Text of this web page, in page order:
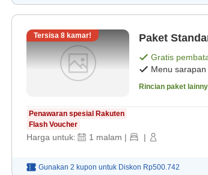
Tersisa 8 kamar! Paket
Gratis
Menu
Rincian paket
Penawaran spesial Rakuten
Flash Voucher
Harga untuk: 1 malam | |
Gunakan 2 kupon untuk Diskon Rp500.742